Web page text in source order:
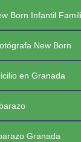
al
contenido
Born Infantil
New Born
en Granada
Granada